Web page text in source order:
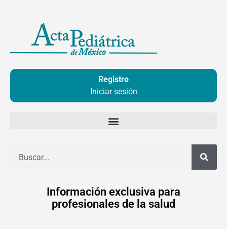
contenido
Registro
Iniciar sesión
Información exclusiva para
profesionales de la salud